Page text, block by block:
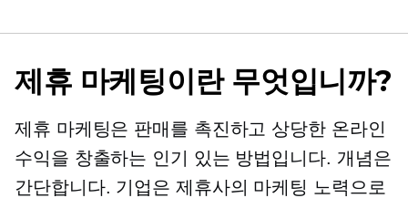
제휴 마케팅이란 무엇입니까?
제휴 마케팅은 판매를 촉진하고 상당한 온라인
수익을 창출하는 인기 있는 방법입니다. 개념은
간단합니다. 기업은 제휴사의 마케팅 노력으로